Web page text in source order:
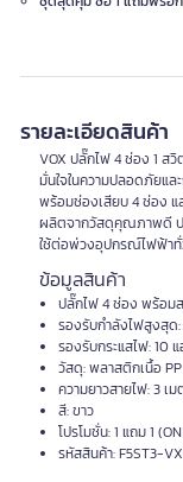
รายละเอียดสินค้า
VOX ปลั๊กไฟ 4 ช่อง 1 สวิ
มั่นใจในความปลอดภัยแล
พร้อมช่องเสียบ 4 ช่อง แ
ผลิตจากวัสดุคุณภาพดี ป
ใช้ต่อพ่วงอุปกรณ์ไฟฟ้าทั่
ข้อมูลสินค้า
ปลั๊กไฟ 4 ช่อง พร้อม
รองรับกำลังไฟสูงสุ
รองรับกระแสไฟ: 10
วัสดุ: พลาสติกเนื้อ
ความยาวสายไฟ: 3 เม
สี: ขาว
โปรโมชั่น: 1 แถม 1
รหัสสินค้า: F5ST3-